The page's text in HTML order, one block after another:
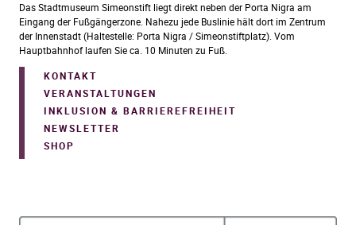
Das Stadtmuseum Simeonstift liegt direkt neben der Porta Nigra am
Eingang der Fußgängerzone. Nahezu jede Buslinie hält dort im Zentrum
der Innenstadt (Haltestelle: Porta Nigra / Simeonstiftplatz). Vom
Hauptbahnhof laufen Sie ca. 10 Minuten zu Fuß.
KONTAKT
VERANSTALTUNGEN
INKLUSION & BARRIEREFREIHEIT
NEWSLETTER
SHOP